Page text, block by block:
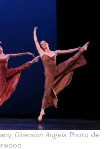
Diversion Angels. Photo de